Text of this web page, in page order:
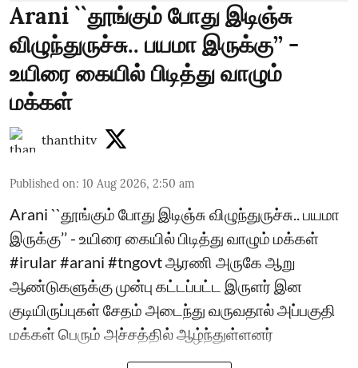
Arani ``தூங்கும் போது இடிஞ்சு
விழுந்துருச்சு.. பயமா இருக்கு’’ -
உயிரை கையில் பிடித்து வாழும்
மக்கள்
thanthitv
Published on: 10 Aug 2026, 2:50 am
Arani ``தூங்கும் போது இடிஞ்சு விழுந்துருச்சு.. பயமா
இருக்கு’’ - உயிரை கையில் பிடித்து வாழும் மக்கள்
#irular #arani #tngovt ஆரணி அருகே ஆறு
ஆண்டுகளுக்கு முன்பு கட்டப்பட்ட இருளர் இன
குடியிருப்புகள் சேதம் அடைந்து வருவதால் அப்பகுதி
மக்கள் பெரும் அச்சத்தில் ஆழ்ந்துள்ளனர்